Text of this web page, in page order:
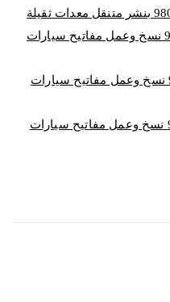
مفاتيح السيارات الالمانية 98080146‬ نسخ وعمل مفاتيح سيارات
مفاتيح السيارات الكورية 98080146‬ نسخ وعمل مفاتيح سيارات
مفاتيح السيارات اليابانية 98080146‬ نسخ وعمل مفاتيح سيارات